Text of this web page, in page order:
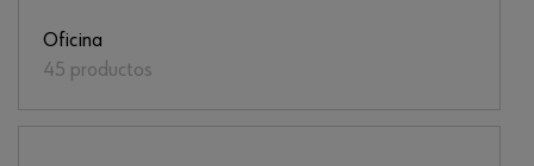
Oficina
45 productos